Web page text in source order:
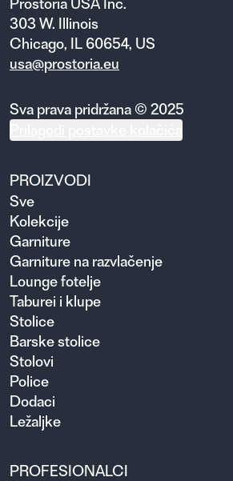
303 W. Illinois
Chicago, IL 60654, US
usa@prostoria.eu
Sva prava pridržana © 2025
PROIZVODI
Sve
Kolekcije
Garniture
Garniture na razvlačenje
Lounge fotelje
Taburei i klupe
Stolice
Barske stolice
Stolovi
Police
Dodaci
Ležaljke
PROFESIONALCI